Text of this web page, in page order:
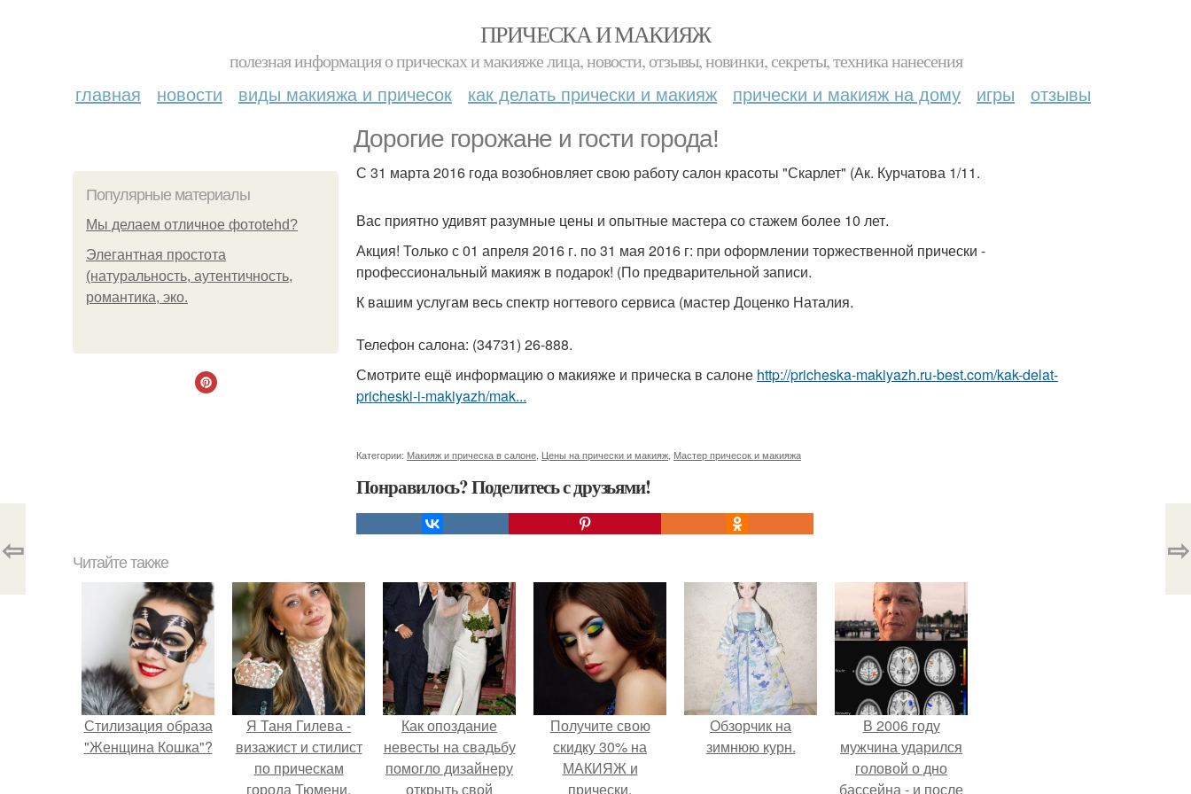
ПРИЧЕСКА И МАКИЯЖ
полезная информация о прическах и макияже лица, новости, отзывы, новинки, секреты, техника нанесения
главная новости виды макияжа и причесок как делать прически и макияж прически и макияж на дому игры отзывы
Дорогие горожане и гости города!
Популярные материалы
Мы делаем отличное фотоtehd?
Элегантная простота
(натуральность, аутентичность,
романтика, эко.
С 31 марта 2016 года возобновляет свою работу салон красоты "Скарлет" (Ак. Курчатова 1/11.
Вас приятно удивят разумные цены и опытные мастера со стажем более 10 лет.
Акция! Только с 01 апреля 2016 г. по 31 мая 2016 г: при оформлении торжественной прически -
профессиональный макияж в подарок! (По предварительной записи.
К вашим услугам весь спектр ногтевого сервиса (мастер Доценко Наталия.
Телефон салона: (34731) 26-888.
Смотрите ещё информацию о макияже и прическа в салоне http://pricheska-makiyazh.ru-best.com/kak-delat-
pricheski-i-makiyazh/mak...
Категории: Макияж и прическа в салоне Цены на прически и макияж Мастер причесок и макияжа
Понравилось? Поделитесь с друзьями!
⇦ ⇨
Читайте также
Стилизация образа
"Женщина Кошка"?
Я Таня Гилева -
визажист и стилист
по прическам
города Тюмени.
Как опоздание
невесты на свадьбу
помогло дизайнеру
открыть свой
Получите свою
скидку 30% на
МАКИЯЖ и
прически.
Обзорчик на
зимнюю курн.
В 2006 году
мужчина ударился
головой о дно
бассейна - и после